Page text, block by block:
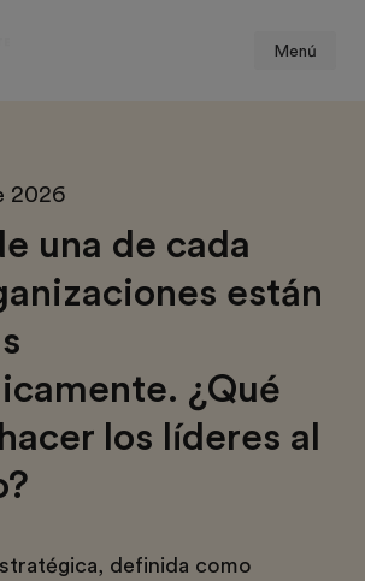
Menú
2026
una de cada
están
¿Qué
los líderes al
definida como